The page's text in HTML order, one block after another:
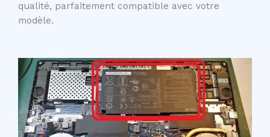
qualité, parfaitement compatible avec votre
modèle.